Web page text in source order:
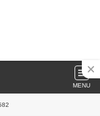
MENU